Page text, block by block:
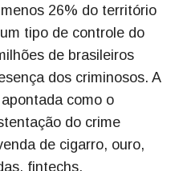
26% do território
tipo de controle do
de brasileiros
dos criminosos. A
como o
do crime
de cigarro, ouro,
fintechs,